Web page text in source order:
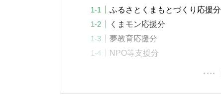
ふるさとくまもとづくり応援分
くまモン応援分
夢教育応援分
NPO等支援分